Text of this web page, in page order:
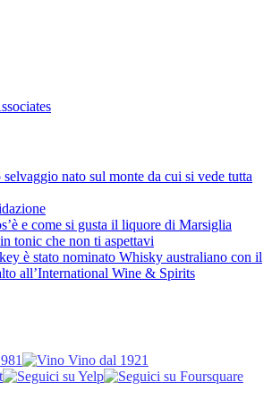
nato sul monte da cui si vede tutta
e come si gusta il liquore di Marsiglia
tonic che non ti aspettavi
è stato nominato Whisky australiano con il
all’International Wine & Spirits